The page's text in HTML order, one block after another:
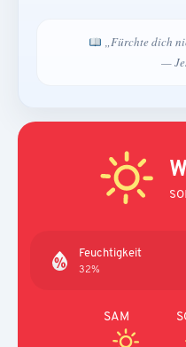
„Fürchte dich
—
Feuchtigkeit
32%
SAM